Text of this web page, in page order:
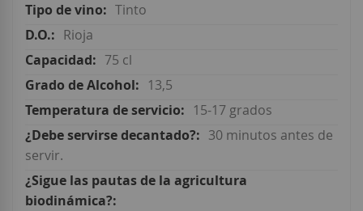
Tinto
Rioja
75 cl
13,5
15-17 grados
30 minutos antes de
servir.